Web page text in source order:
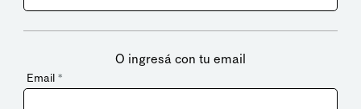
O ingresá con tu email
Email *